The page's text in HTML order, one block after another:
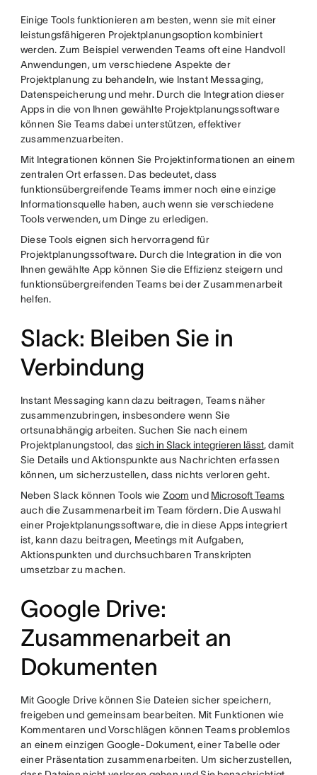
Einige Tools funktionieren am besten, wenn sie mit einer
leistungsfähigeren Projektplanungsoption kombiniert
werden. Zum Beispiel verwenden Teams oft eine Handvoll
Anwendungen, um verschiedene Aspekte der
Projektplanung zu behandeln, wie Instant Messaging,
Datenspeicherung und mehr. Durch die Integration dieser
Apps in die von Ihnen gewählte Projektplanungssoftware
können Sie Teams dabei unterstützen, effektiver
zusammenzuarbeiten.
Mit Integrationen können Sie Projektinformationen an einem
zentralen Ort erfassen. Das bedeutet, dass
funktionsübergreifende Teams immer noch eine einzige
Informationsquelle haben, auch wenn sie verschiedene
Tools verwenden, um Dinge zu erledigen.
Diese Tools eignen sich hervorragend für
Projektplanungssoftware. Durch die Integration in die von
Ihnen gewählte App können Sie die Effizienz steigern und
funktionsübergreifenden Teams bei der Zusammenarbeit
helfen.
Slack: Bleiben Sie in
Verbindung
Instant Messaging kann dazu beitragen, Teams näher
zusammenzubringen, insbesondere wenn Sie
ortsunabhängig arbeiten. Suchen Sie nach einem
Projektplanungstool, das sich in Slack integrieren lässt, damit
Sie Details und Aktionspunkte aus Nachrichten erfassen
können, um sicherzustellen, dass nichts verloren geht.
Neben Slack können Tools wie Zoom und Microsoft Teams
auch die Zusammenarbeit im Team fördern. Die Auswahl
einer Projektplanungssoftware, die in diese Apps integriert
ist, kann dazu beitragen, Meetings mit Aufgaben,
Aktionspunkten und durchsuchbaren Transkripten
umsetzbar zu machen.
Google Drive:
Zusammenarbeit an
Dokumenten
Mit Google Drive können Sie Dateien sicher speichern,
freigeben und gemeinsam bearbeiten. Mit Funktionen wie
Kommentaren und Vorschlägen können Teams problemlos
an einem einzigen Google-Dokument, einer Tabelle oder
einer Präsentation zusammenarbeiten. Um sicherzustellen,